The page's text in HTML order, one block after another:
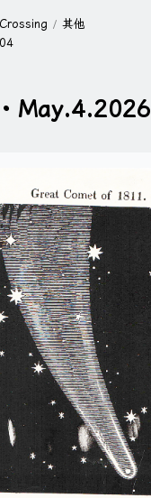
其他
May.4.2026